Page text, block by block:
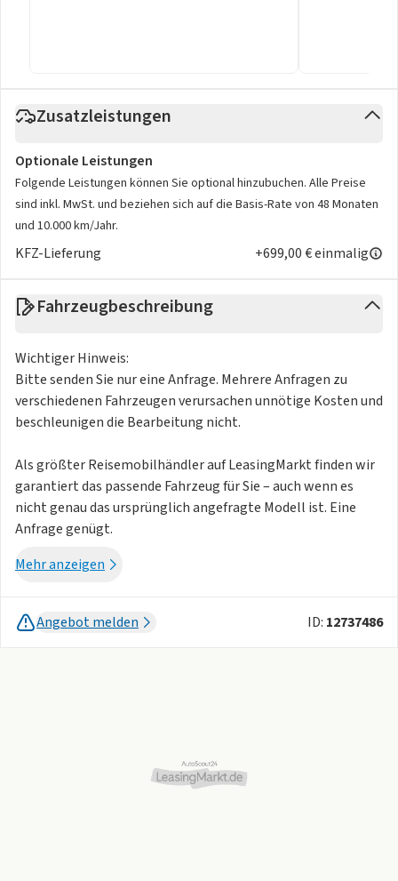
Zusatzleistungen
Optionale Leistungen
Folgende Leistungen können Sie optional hinzubuchen. Alle Preise
sind inkl. MwSt. und beziehen sich auf die Basis-Rate von 48 Monaten
und 10.000 km/Jahr.
KFZ-Lieferung +699,00 € einmalig
Fahrzeugbeschreibung
Wichtiger Hinweis:
Bitte senden Sie nur eine Anfrage. Mehrere Anfragen zu
verschiedenen Fahrzeugen verursachen unnötige Kosten und
beschleunigen die Bearbeitung nicht.
Als größter Reisemobilhändler auf LeasingMarkt finden wir
garantiert das passende Fahrzeug für Sie – auch wenn es
nicht genau das ursprünglich angefragte Modell ist. Eine
Anfrage genügt.
Mehr anzeigen
Angebot melden ID: 12737486